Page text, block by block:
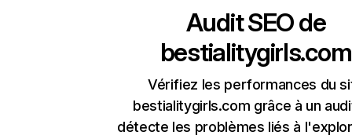
Audit SEO de
bestialitygirls.com
Vérifiez les performances du
bestialitygirls.com grâce à un
détecte les problèmes liés à